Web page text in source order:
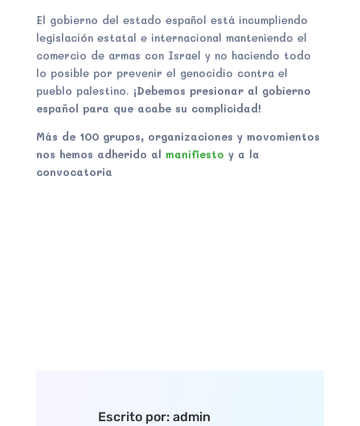
El gobierno del estado español está incumpliendo
legislación estatal e internacional manteniendo el
comercio de armas con Israel y no haciendo todo
lo posible por prevenir el genocidio contra el
pueblo palestino. ¡Debemos presionar al gobierno
español para que acabe su complicidad!
Más de 100 grupos, organizaciones y movomientos
nos hemos adherido al manifiesto y a la
convocatoria
Escrito por: admin